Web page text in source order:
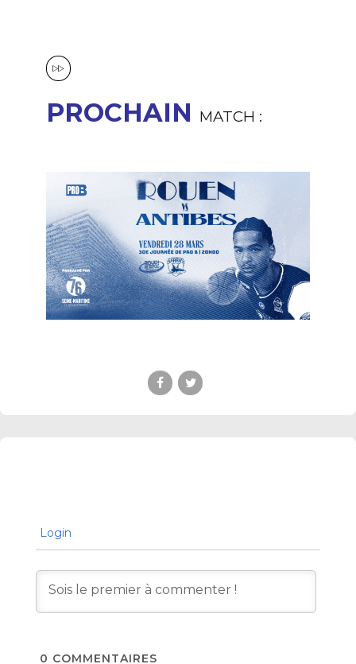
PROCHAIN MATCH :
Login
0 COMMENTAIRES